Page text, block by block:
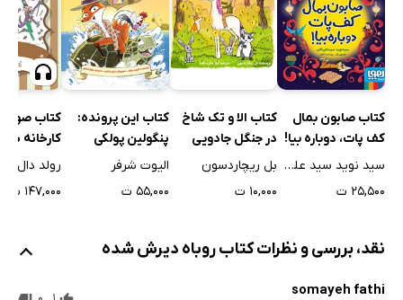
کتاب صابون بمال
کف پات، دوباره بیا!
سید نوید سید علی اکبر
۲۵,۵۰۰ ت
کتاب الا و تک شاخ
در جنگل جادویی
بل ریچاردسون
۱۰,۰۰۰ ت
کتاب این پرونده:
پنگولین پولکی
الیوت شرفر
۵۵,۰۰۰ ت
کتاب صوتی
کارخانه
سازی
رولد دال
۱۴۷,۰۰۰ ت
نقد، بررسی و نظرات کتاب روباه دیرش شده
somayeh fathi